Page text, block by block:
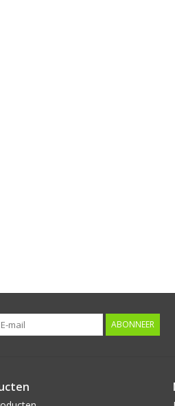
ABONNEER